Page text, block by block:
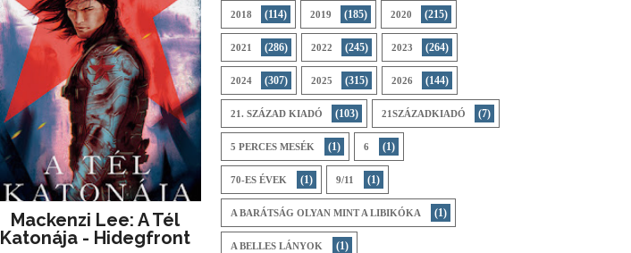
Mackenzi Lee: A Tél
Katonája - Hidegfront
2018 (114) 2019 (185) 2020 (215)
2021 (286) 2022 (245) 2023 (264)
2024 (307) 2025 (315) 2026 (144)
21. SZÁZAD KIADÓ (103) 21SZÁZADKIADÓ (7)
5 PERCES MESÉK (1) 6 (1)
70-ES ÉVEK (1) 9/11 (1)
A BARÁTSÁG OLYAN MINT A LIBIKÓKA (1)
A BELLES LÁNYOK (1)